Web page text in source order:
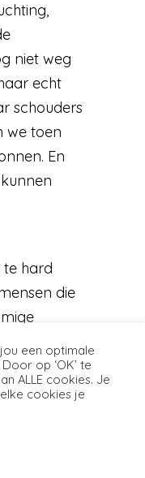
niet weg
echt
schouders
we toen
En
te hard
die
dat je
ik denk
te
een optimale
op ‘OK’ te
ALLE cookies. Je
cookies je